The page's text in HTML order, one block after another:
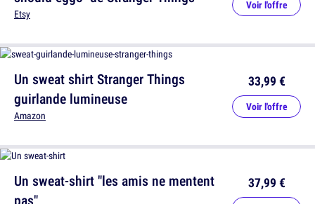
Un sweat shirt Stranger Things
guirlande lumineuse
Amazon
33,99 €
Voir l'offre
Etsy
Voir l'offre
Un sweat-shirt "les amis ne mentent
pas"
37,99 €